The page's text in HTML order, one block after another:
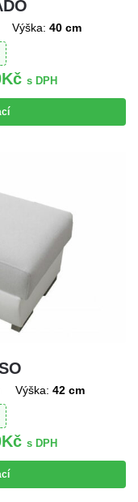
Výška: 40 cm
Kč s DPH
Výška: 42 cm
Kč s DPH